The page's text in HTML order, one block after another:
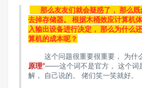
那么友友们就会疑惑了， 那么既
去掉存储器。 根据木桶效应计算机
入输出设备进行决定， 那么为什么
算机的成本呢？
这个问题很重要很重要， 为什
原理”——这个词不是官方， 这个词
解， 自己说的。 佬们笑一笑就好。